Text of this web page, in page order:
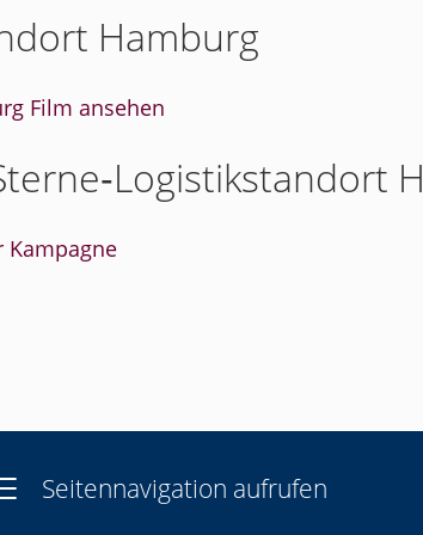
Hamburg
Film ansehen
Kampagne
Seitennavigation aufrufen